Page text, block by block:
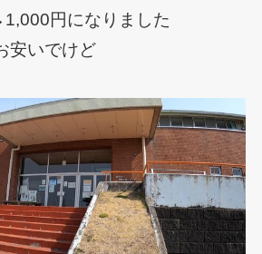
円になりました
安いでけど